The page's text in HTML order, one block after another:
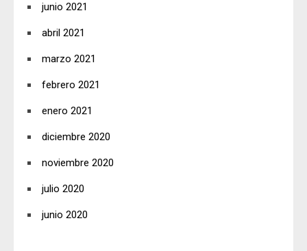
junio 2021
abril 2021
marzo 2021
febrero 2021
enero 2021
diciembre 2020
noviembre 2020
julio 2020
junio 2020